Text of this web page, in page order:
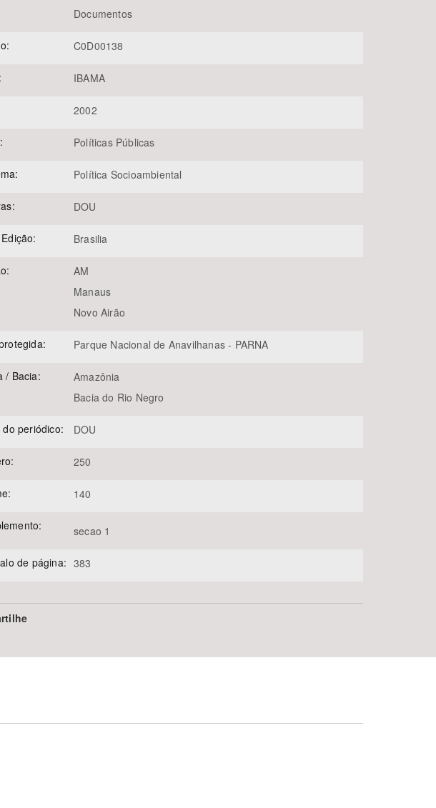
Documentos
C0D00138
IBAMA
2002
Políticas Públicas
Política Socioambiental
DOU
Brasilia
AM
Manaus
Novo Airão
Parque Nacional de Anavilhanas - PARNA
/ Bacia:
Amazônia
Bacia do Rio Negro
periódico: DOU
250
140
secao 1
de página: 383